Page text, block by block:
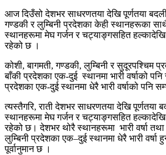
आज दिउँसो देशभर साधरणतया देखि पूर्णतया
गण्डकी र लुम्बिनी प्रदेशका केही स्थानहरूका
स्थानहरूमा मेघ गर्जन र चट्याङ्गसहित हल्कादेखि
रहेको छ ।
कोशी, बागमती, गण्डकी, लुम्बिनी र सुदूरपश्चिम
बाँकी प्रदेशका एक-दुई स्थानमा भारी वर्षाको
प्रदेशका एक-दुई स्थानमा धेरै भारी वर्षाको पनि
त्यस्तैगरि, राती देशभर साधरणतया देखि
स्थानहरूमा मेघ गर्जन र चट्याङ्गसहित हल्कादेखि
रहेको छ। देशभर थोरै स्थानहरूमा भारी वर्षा
लुम्बिनी प्रदेशका एक–दुई स्थानमा धेरै भारी वर्षा
पूर्वानुमान छ ।